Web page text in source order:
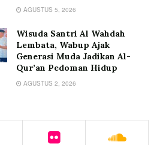
AGUSTUS 5, 2026
Wisuda Santri Al Wahdah
Lembata, Wabup Ajak
Generasi Muda Jadikan Al-
Qur’an Pedoman Hidup
AGUSTUS 2, 2026